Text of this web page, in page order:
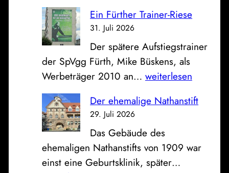
k
s
s
e
u
n
K
l
i
s
B
i
l
d
u
m
S
o
n
Ein Fürther Trainer-Riese
31. Juli 2026
Der spätere Aufstiegstrainer
der SpVgg Fürth, Mike Büskens, als
Werbeträger 2010 an… E
n
ü
r
t
weiterlesen
Der ehemalige Nathanstift
29. Juli 2026
Das Gebäude des
ehemaligen Nathanstifts von 1909 war
einst eine Geburtsklinik, später…